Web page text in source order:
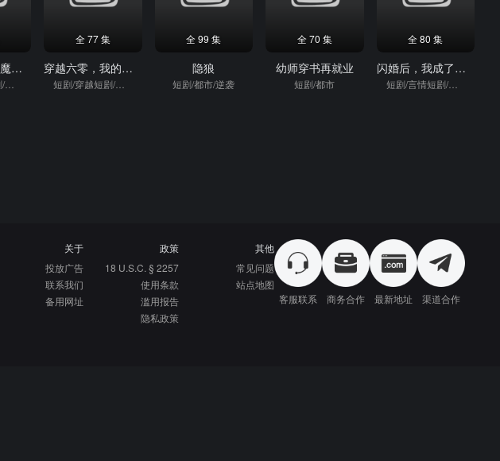
魔术大赛，我魔法师身份被曝光
短剧/言情短剧/逆袭
全 77 集
穿越六零，我的口粮堆成山
短剧/穿越短剧/穿越
全 99 集
隐狼
短剧/都市/逆袭
全 70 集
幼师穿书再就业
短剧/都市
全 80 集
闪婚后，我成了旺夫小福妻
短剧/言情短剧/逆袭
关于
投放广告
联系我们
备用网址
政策
18 U.S.C. § 2257
使用条款
滥用报告
隐私政策
其他
常见问题
站点地图
客服联系
商务合作 最新地址 渠道合作